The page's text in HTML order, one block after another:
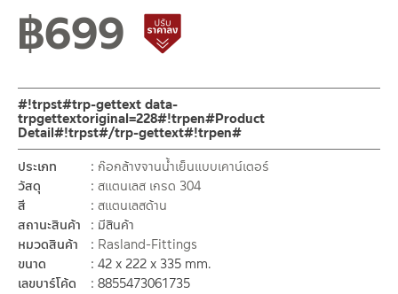
฿699
#!trpst#trp-gettext data-
trpgettextoriginal=228#!trpen#Product
Detail#!trpst#/trp-gettext#!trpen#
ประเภท
ก๊อกล้างจานน้ำเย็นแบบเคาน์เตอร์
วัสดุ
สแตนเลส เกรด 304
สี
สแตนเลสด้าน
สถานะสินค้า
มีสินค้า
หมวดสินค้า
Rasland-Fittings
ขนาด
42 x 222 x 335 mm.
เลขบาร์โค้ด
8855473061735